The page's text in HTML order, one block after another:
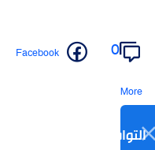
0
Facebook
More
التواصل الاجتماعي